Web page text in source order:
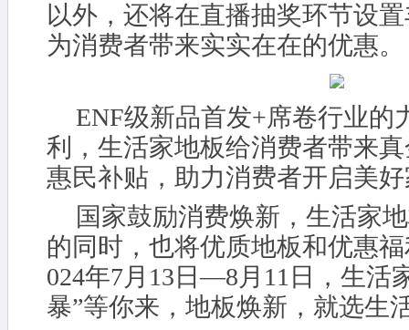
以外，还将在直播抽奖环节设
为消费者带来实实在在的优惠。
ENF级新品首发+席卷行业的
利，生活家地板给消费者带来
惠民补贴，助力消费者开启美
国家鼓励消费焕新，生活家
的同时，也将优质地板和优惠
024年7月13日—8月11日，生活
暴”等你来，地板焕新，就选生